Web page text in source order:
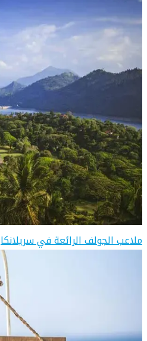
ملاعب الجولف الرائعة في سريلانكا